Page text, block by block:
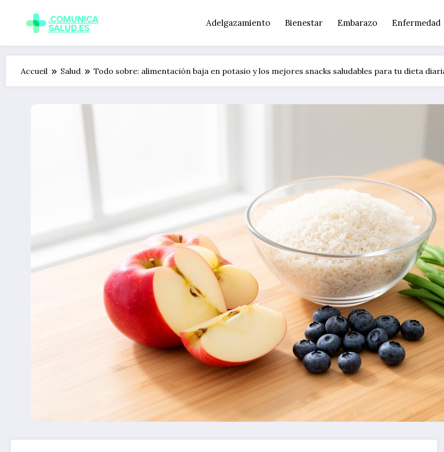
Adelgazamiento Bienestar Embarazo Enfermedad
Accueil Salud Todo sobre: alimentación baja en potasio y los mejores snacks saludables para tu dieta